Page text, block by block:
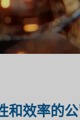
和效率的